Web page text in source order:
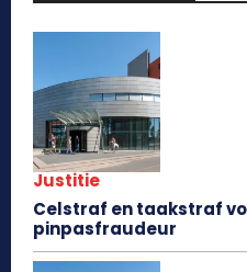
Justitie
Celstraf en taakstraf
pinpasfraudeur